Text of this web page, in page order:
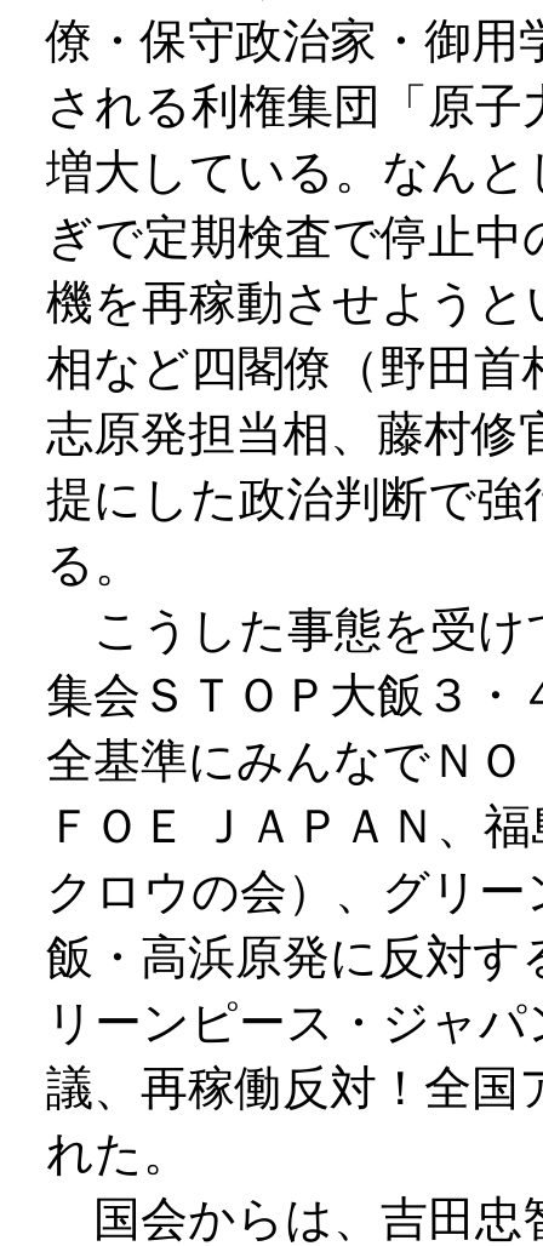
僚・保守政治家・御
される利権集団「原
増大している。なん
ぎで定期検査で停止
機を再稼動させよう
相など四閣僚（野田首
志原発担当相、藤村修
提にした政治判断で
る。
こうした事態を受け
集会ＳＴＯＰ大飯３
全基準にみんなでＮ
ＦＯＥ ＪＡＰＡＮ、
クロウの会）、グリ
飯・高浜原発に反対す
リーンピース・ジャ
議、再稼働反対！全
れた。
国会からは、吉田忠